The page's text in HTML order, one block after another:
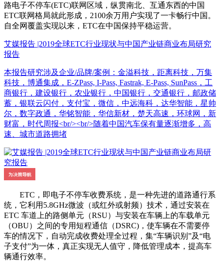
路电子不停车(ETC)联网区域，纵贯南北、互通东西的中国
ETC联网格局就此形成，2100余万用户实现了一卡畅行中国。
自全网覆盖实现以来，ETC在中国保持平稳运营。
艾媒报告 |2019全球ETC行业现状与中国产业链商业布局研究
报告
本报告研究涉及企业/品牌/案例：金溢科技，距离科技，万集
科技，博通集成，E-ZPass, I-Pass, Fastrak, E-Pass, SunPass，工
商银行，建设银行，农业银行，中国银行，交通银行，邮政储
蓄，银联云闪付，支付宝，微信，中远海科，达华智能，星帅
尔，数字政通，华铭智能，华信新材，楚天高速，环球网，新
财富，时代周报<br/><br/>随着中国汽车保有量逐渐增多，高
速、城市道路拥堵
ETC，即电子不停车收费系统，是一种先进的道路通行系
统，它利用5.8GHz微波（或红外或射频）技术，通过安装在
ETC 车道上的路侧单元（RSU）与安装在车辆上的车载单元
（OBU）之间的专用短程通信（DSRC)，使车辆在不需要停
车的情况下，自动完成收费处理全过程，集“车辆识别”及“电
子支付”为一体，真正实现无人值守，降低管理成本，提高车
辆通行效率。